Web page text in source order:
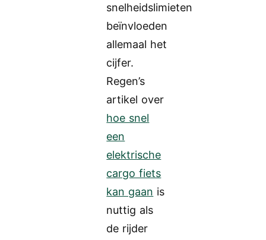
snelheidslimieten
beïnvloeden
allemaal het
cijfer.
Regen’s
artikel over
hoe snel
een
elektrische
cargo fiets
kan gaan is
nuttig als
de rijder